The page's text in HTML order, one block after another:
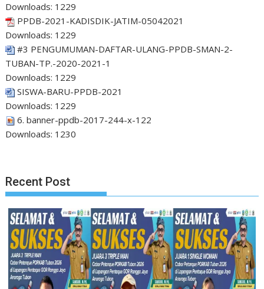
Downloads: 1229
PPDB-2021-KADISDIK-JATIM-05042021
Downloads: 1229
#3 PENGUMUMAN-DAFTAR-ULANG-PPDB-SMAN-2-
TUBAN-TP.-2020-2021-1
Downloads: 1229
SISWA-BARU-PPDB-2021
Downloads: 1229
6. banner-ppdb-2017-244-x-122
Downloads: 1230
Recent Post